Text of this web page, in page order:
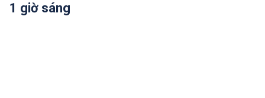
1 giờ sáng